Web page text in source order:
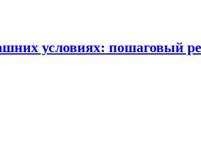
условиях: пошаговый